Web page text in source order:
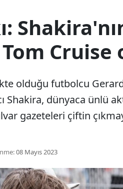
Cruise
olduğu futbolcu
Shakira, dünyaca ünlü
gazeteleri çiftin
08 Mayıs 2023